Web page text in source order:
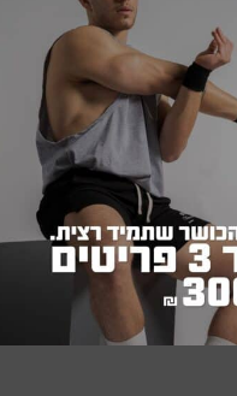
אחרי אימון אימון אימון בטן
אימון ישבן אימון לנשים
אימון משקל גוף
אימונים דיאטה
חטיפי חלבון חלבון
במשקל לפני אימון מאמן כושר אישי
מתיחות נינג'ה ישראל סטריט וורקאוט
צ'יט מיל קורונה